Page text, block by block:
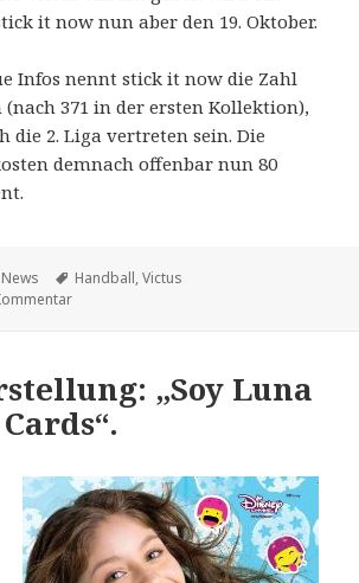
it now nun aber den 19. Oktober.
Infos nennt stick it now die Zahl
(nach 371 in der ersten Kollektion),
die 2. Liga vertreten sein. Die
demnach offenbar nun 80
Kategorien
News Schlagwörter
Handball,Victus
zu Neue Handball-Sticker-Kollektion soll
„Soy Luna